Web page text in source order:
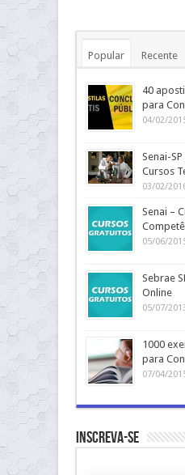
Popular Recente
40
para
04/02/
Senai-
Cursos
03/02/
Senai –
05/06/
Sebrae
Online
05/07/
1000
para
07/04/
Inscreva-se